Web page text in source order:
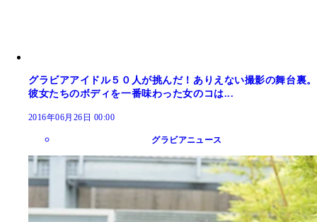
グラビアアイドル５０人が挑んだ！ありえない撮影の舞台裏。
彼女たちのボディを一番味わった女のコは...
2016年06月26日 00:00
グラビアニュース